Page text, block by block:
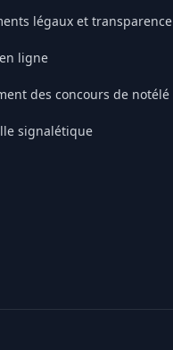
légaux et transparence
ligne
des concours de notélé
signalétique